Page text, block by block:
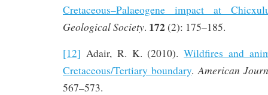
Cretaceous–Palaeogene impact at
Geological Society. 172(2): 175–185.
[12] Adair, R. K. (2010).Wildfires and
Cretaceous/Tertiary boundary.American
567–573.